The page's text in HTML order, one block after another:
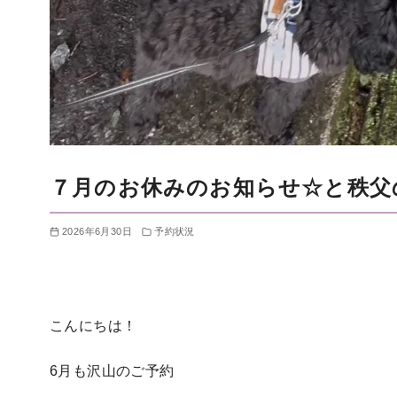
７月のお休みのお知らせ☆と秩父
2026年6月30日 予約状況
こんにちは！
6月も沢山のご予約